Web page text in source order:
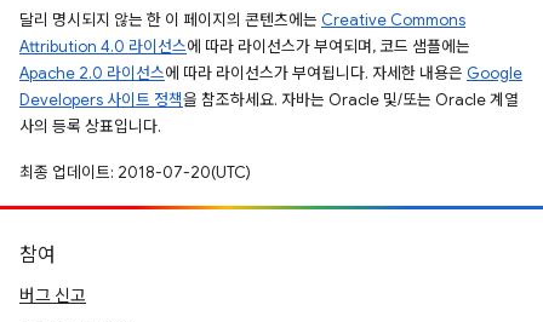
달리 명시되지 않는 한 이 페이지의 콘텐츠에는 Creative Commons
Attribution 4.0 라이선스에 따라 라이선스가 부여되며, 코드 샘플에는
Apache 2.0 라이선스에 따라 라이선스가 부여됩니다. 자세한 내용은 Google
Developers 사이트 정책을 참조하세요. 자바는 Oracle 및/또는 Oracle 계열
사의 등록 상표입니다.
최종 업데이트: 2018-07-20(UTC)
참여
버그 신고